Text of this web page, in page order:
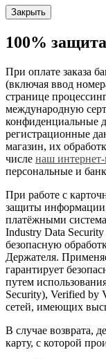
Закрыть
100% защита
При оплате заказа
(включая ввод
странице
международную
конфиденциальные
регистрационные
магазин, их
числе наш интернет-
персональные и
При работе с
защиты
платёжными
Industry Data
безопасную
Держателя.
гарантирует
путем
Security), Verified by
сетей, имеющих
В случае возврата,
карту, с которой